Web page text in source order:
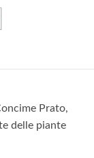
Prato,
delle piante